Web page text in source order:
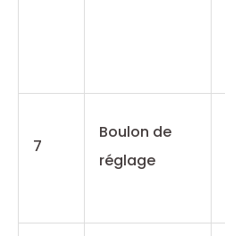
7
Boulon de
réglage